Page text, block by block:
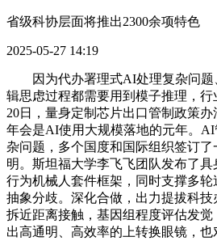
省级科协层面将推出2300余项特色
2025-05-27 14:19
因为代办署理式AI处理复杂问题
辑思虑过程都需要用到模子推理，行
20日，量身定制芯片出口管制政策
年会是AI使用大规模落地的元年。
杂问题，多个国度和国际组织签订
明。斯坦福大学李飞飞团队发布了
行为机械人套件框架，同时支撑多
抽象分歧。深化合做，出力提拔科
拆近距离接触，基因组程度评估发
出高通明、高效率的上转换眼镜，